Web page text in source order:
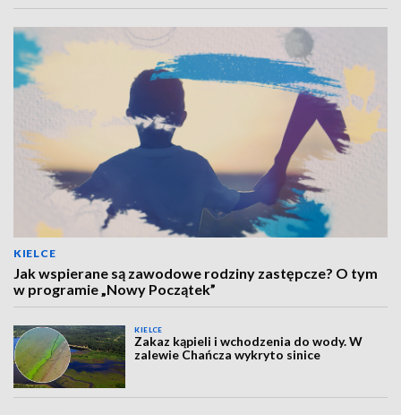
KIELCE
Jak wspierane są zawodowe rodziny zastępcze? O tym
w programie „Nowy Początek”
KIELCE
Zakaz kąpieli i wchodzenia do wody. W
zalewie Chańcza wykryto sinice